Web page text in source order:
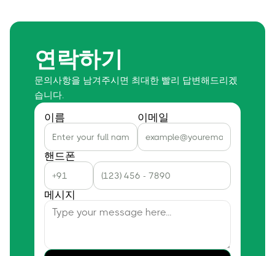
연락하기
문의사항을 남겨주시면 최대한 빨리 답변해드리겠
습니다.
이름 이메일
핸드폰
메시지